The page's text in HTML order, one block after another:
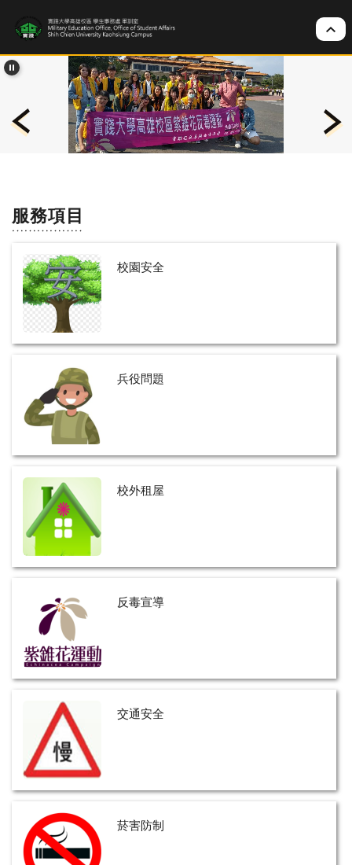
到
要
內
服務項目
校園安全
兵役問題
校外租屋
反毒宣導
交通安全
菸害防制